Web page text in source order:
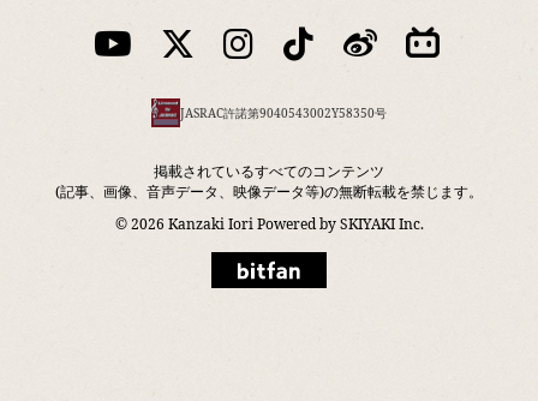
JASRAC許諾第9040543002Y58350号
掲載されているすべてのコンテンツ
(記事、画像、音声データ、映像データ等)の無断転載を禁じます。
© 2026 Kanzaki Iori Powered bySKIYAKI Inc.